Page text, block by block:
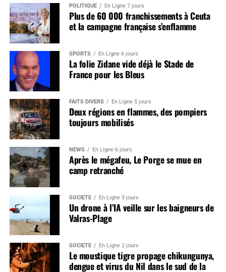
POLITIQUE En Ligne 7 jours
Plus de 60 000 franchissements à Ceuta
et la campagne française s’enflamme
SPORTS En Ligne 6 jours
La folie Zidane vide déjà le Stade de
France pour les Bleus
FAITS DIVERS En Ligne 5 jours
Deux régions en flammes, des pompiers
toujours mobilisés
NEWS En Ligne 6 jours
Après le mégafeu, Le Porge se mue en
camp retranché
SOCIÉTÉ En Ligne 3 jours
Un drone à l’IA veille sur les baigneurs de
Valras-Plage
SOCIÉTÉ En Ligne 2 jours
Le moustique tigre propage chikungunya,
dengue et virus du Nil dans le sud de la